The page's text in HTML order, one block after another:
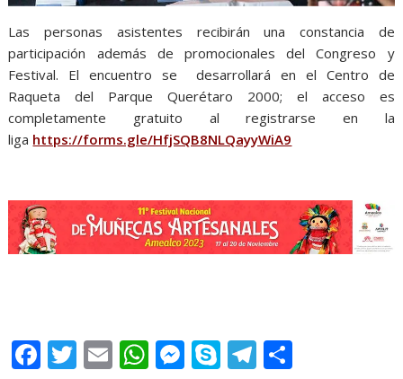
Las personas asistentes recibirán una constancia de
participación además de promocionales del Congreso y
Festival. El encuentro se desarrollará en el Centro de
Raqueta del Parque Querétaro 2000; el acceso es
completamente gratuito al registrarse en la
liga https://forms.gle/HfjSQB8NLQayyWiA9
F T E W M S T